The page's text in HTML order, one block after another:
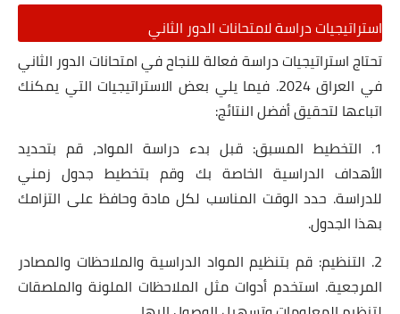
استراتيجيات دراسة لامتحانات الدور الثاني
تحتاج استراتيجيات دراسة فعالة للنجاح في امتحانات الدور الثاني
في العراق 2024. فيما يلي بعض الاستراتيجيات التي يمكنك
اتباعها لتحقيق أفضل النتائج:
1. التخطيط المسبق: قبل بدء دراسة المواد، قم بتحديد
الأهداف الدراسية الخاصة بك وقم بتخطيط جدول زمني
للدراسة. حدد الوقت المناسب لكل مادة وحافظ على التزامك
بهذا الجدول.
2. التنظيم: قم بتنظيم المواد الدراسية والملاحظات والمصادر
المرجعية. استخدم أدوات مثل الملاحظات الملونة والملصقات